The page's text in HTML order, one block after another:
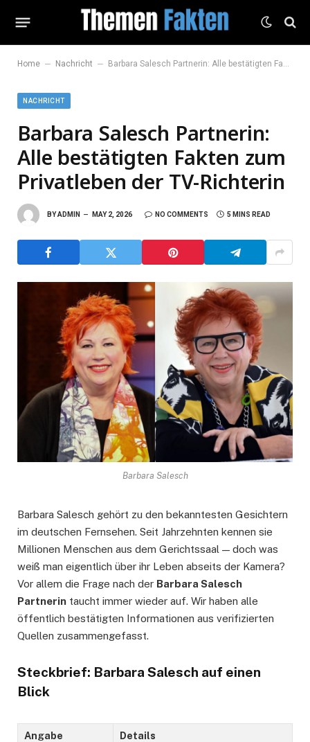
Home – Nachricht – Barbara Salesch Partnerin: Alle bestätigten Fakten zum Privatleben der TV-Richterin
NACHRICHT
Barbara Salesch Partnerin:
Alle bestätigten Fakten zum
Privatleben der TV-Richterin
BYADMIN MAY 2, 2026 NO COMMENTS 5 MINS READ
Barbara Salesch
Barbara Salesch gehört zu den bekanntesten Gesichtern
im deutschen Fernsehen. Seit Jahrzehnten kennen sie
Millionen Menschen aus dem Gerichtssaal — doch was
weiß man eigentlich über ihr Leben abseits der Kamera?
Vor allem die Frage nach der Barbara Salesch
Partnerin taucht immer wieder auf. Wir haben alle
öffentlich bestätigten Informationen aus verifizierten
Quellen zusammengefasst.
Steckbrief: Barbara Salesch auf einen
Blick
Angabe Details